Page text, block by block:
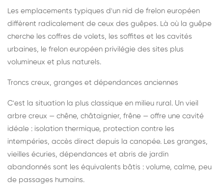
Les emplacements typiques d'un nid de frelon européen
diffèrent radicalement de ceux des guêpes. Là où la guêpe
cherche les coffres de volets, les soffites et les cavités
urbaines, le frelon européen privilégie des sites plus
volumineux et plus naturels.
Troncs creux, granges et dépendances anciennes
C'est la situation la plus classique en milieu rural. Un vieil
arbre creux — chêne, châtaignier, frêne — offre une cavité
idéale : isolation thermique, protection contre les
intempéries, accès direct depuis la canopée. Les granges,
vieilles écuries, dépendances et abris de jardin
abandonnés sont les équivalents bâtis : volume, calme, peu
de passages humains.